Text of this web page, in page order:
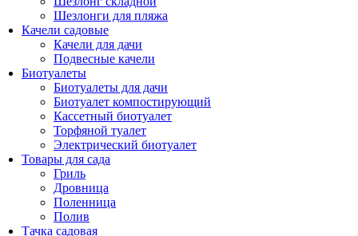
Шезлонги для пляжа
Качели садовые
Качели для дачи
Подвесные качели
Биотуалеты
Биотуалеты для дачи
Биотуалет компостирующий
Кассетный биотуалет
Торфяной туалет
Электрический биотуалет
Товары для сада
Гриль
Дровница
Поленница
Полив
Тачка садовая